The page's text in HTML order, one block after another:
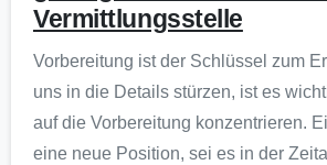
Vermittlungsstelle
Vorbereitung ist der Schlüssel zum
uns in die Details stürzen, ist es
auf die Vorbereitung konzentrieren.
eine neue Position, sei es in der